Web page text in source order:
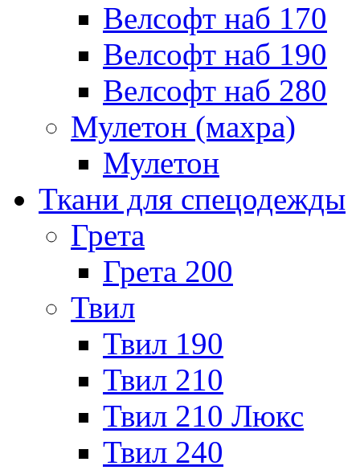
Велсофт наб 170
Велсофт наб 190
Велсофт наб 280
Мулетон (махра)
Мулетон
Ткани для спецодежды
Грета
Грета 200
Твил
Твил 190
Твил 210
Твил 210 Люкс
Твил 240